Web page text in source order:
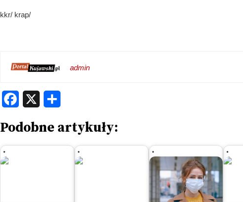
kkr/ krap/
admin
Facebook
Podobne artykuły: